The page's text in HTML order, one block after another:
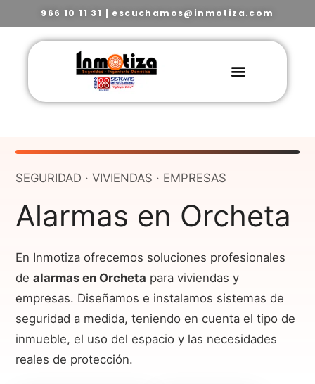
966 10 11 31 | escuchamos@inmotiza.com
SEGURIDAD · VIVIENDAS · EMPRESAS
Alarmas en Orcheta
En Inmotiza ofrecemos soluciones profesionales
de alarmas en Orcheta para viviendas y
empresas. Diseñamos e instalamos sistemas de
seguridad a medida, teniendo en cuenta el tipo de
inmueble, el uso del espacio y las necesidades
reales de protección.